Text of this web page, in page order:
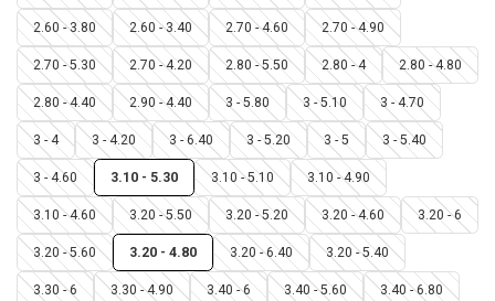
2.60 - 3.80 2.60 - 3.40 2.70 - 4.60 2.70 - 4.90
2.70 - 5.30 2.70 - 4.20 2.80 - 5.50 2.80 - 4 2.80 - 4.80
2.80 - 4.40 2.90 - 4.40 3 - 5.80 3 - 5.10 3 - 4.70
3 - 4 3 - 4.20 3 - 6.40 3 - 5.20 3 - 5 3 - 5.40
3 - 4.60 3.10 - 5.30 3.10 - 5.10 3.10 - 4.90
3.10 - 4.60 3.20 - 5.50 3.20 - 5.20 3.20 - 4.60 3.20 - 6
3.20 - 5.60 3.20 - 4.80 3.20 - 6.40 3.20 - 5.40
3.30 - 6 3.30 - 4.90 3.40 - 6 3.40 - 5.60 3.40 - 6.80